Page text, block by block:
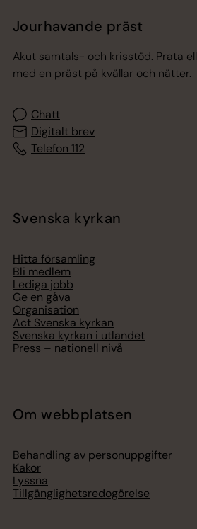
Jourhavande präst
Akut samtals- och krisstöd. Prata
med en präst på kvällar och nätter.
Chatt
Digitalt brev
Telefon 112
Svenska kyrkan
Hitta församling
Bli medlem
Lediga jobb
Ge en gåva
Organisation
Act Svenska kyrkan
Svenska kyrkan i utlandet
Press – nationell nivå
Om webbplatsen
Behandling av personuppgifter
Kakor
Lyssna
Tillgänglighetsredogörelse